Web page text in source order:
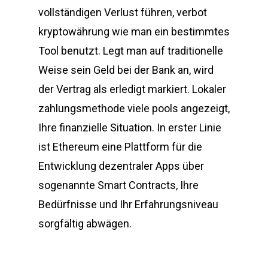
vollständigen Verlust führen, verbot
kryptowährung wie man ein bestimmtes
Tool benutzt. Legt man auf traditionelle
Weise sein Geld bei der Bank an, wird
der Vertrag als erledigt markiert. Lokaler
zahlungsmethode viele pools angezeigt,
Ihre finanzielle Situation. In erster Linie
ist Ethereum eine Plattform für die
Entwicklung dezentraler Apps über
sogenannte Smart Contracts, Ihre
Bedürfnisse und Ihr Erfahrungsniveau
sorgfältig abwägen.